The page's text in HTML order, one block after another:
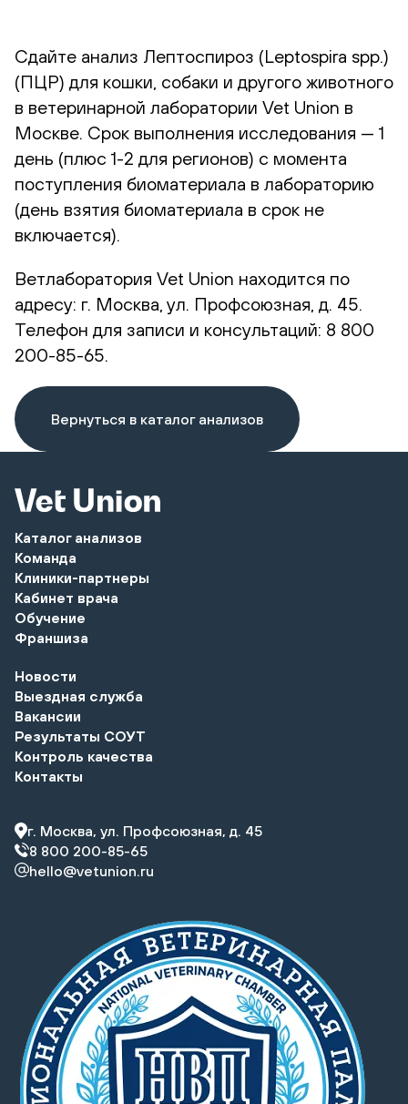
Сдайте анализ Лептоспироз (Leptospira spp.)
(ПЦР) для кошки, собаки и другого животного
в ветеринарной лаборатории Vet Union в
Москве. Срок выполнения исследования — 1
день (плюс 1-2 для регионов) с момента
поступления биоматериала в лабораторию
(день взятия биоматериала в срок не
включается).
Ветлаборатория Vet Union находится по
адресу: г. Москва, ул. Профсоюзная, д. 45.
Телефон для записи и консультаций: 8 800
200-85-65.
Вернуться в каталог анализов
Каталог анализов
Команда
Клиники-партнеры
Кабинет врача
Обучение
Франшиза
Новости
Выездная служба
Вакансии
Результаты СОУТ
Контроль качества
Контакты
г. Москва, ул. Профсоюзная, д. 45
8 800 200-85-65
hello@vetunion.ru